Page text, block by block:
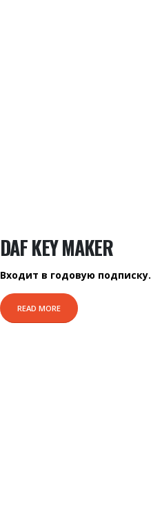
DAF KEY MAKER
Входит в годовую подписку.
READ MORE